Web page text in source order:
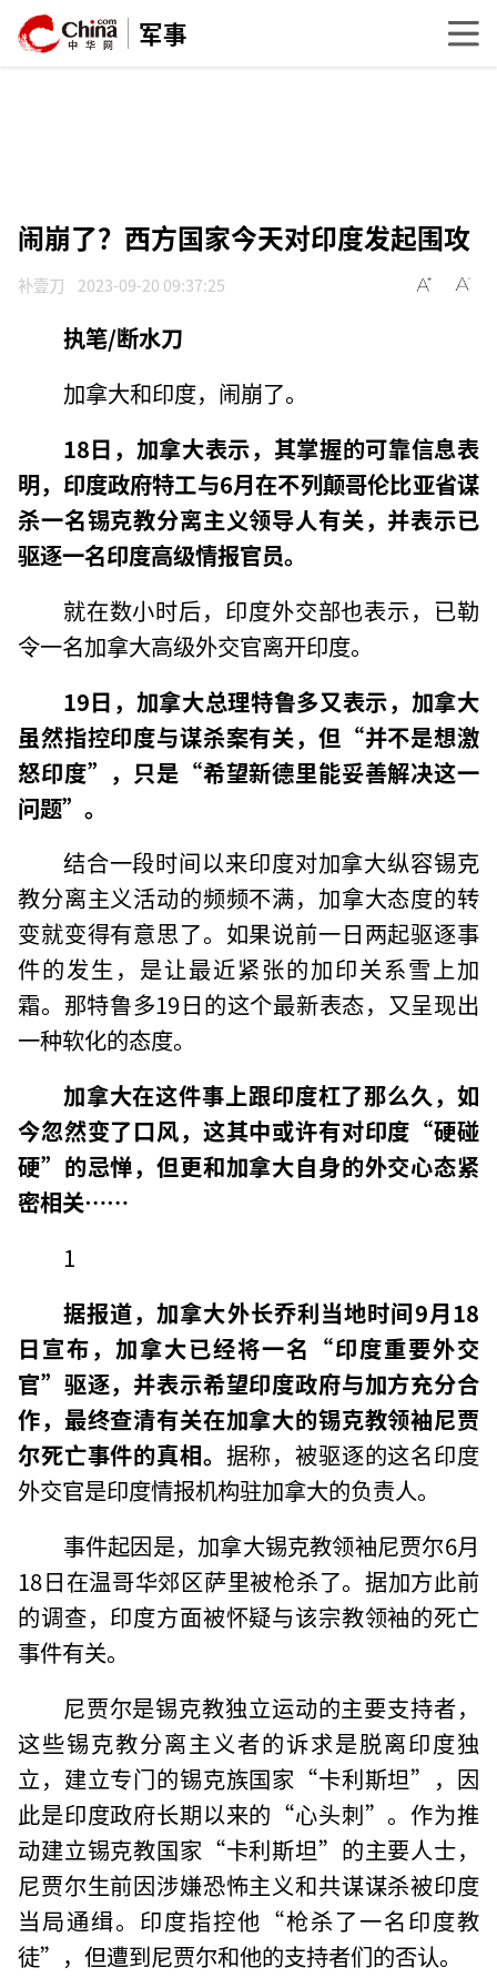
军事
闹崩了？西方国家今天对印度发起围攻
补壹刀 2023-09-20 09:37:25
执笔/断水刀
加拿大和印度，闹崩了。
18日，加拿大表示，其掌握的可靠信息表
明，印度政府特工与6月在不列颠哥伦比亚省谋
杀一名锡克教分离主义领导人有关，并表示已
驱逐一名印度高级情报官员。
就在数小时后，印度外交部也表示，已勒
令一名加拿大高级外交官离开印度。
19日，加拿大总理特鲁多又表示，加拿大
虽然指控印度与谋杀案有关，但“并不是想激
怒印度”，只是“希望新德里能妥善解决这一
问题”。
结合一段时间以来印度对加拿大纵容锡克
教分离主义活动的频频不满，加拿大态度的转
变就变得有意思了。如果说前一日两起驱逐事
件的发生，是让最近紧张的加印关系雪上加
霜。那特鲁多19日的这个最新表态，又呈现出
一种软化的态度。
加拿大在这件事上跟印度杠了那么久，如
今忽然变了口风，这其中或许有对印度“硬碰
硬”的忌惮，但更和加拿大自身的外交心态紧
密相关……
1
据报道，加拿大外长乔利当地时间9月18
日宣布，加拿大已经将一名“印度重要外交
官”驱逐，并表示希望印度政府与加方充分合
作，最终查清有关在加拿大的锡克教领袖尼贾
尔死亡事件的真相。 据称，被驱逐的这名印度
外交官是印度情报机构驻加拿大的负责人。
事件起因是，加拿大锡克教领袖尼贾尔6月
18日在温哥华郊区萨里被枪杀了。据加方此前
的调查，印度方面被怀疑与该宗教领袖的死亡
事件有关。
尼贾尔是锡克教独立运动的主要支持者，
这些锡克教分离主义者的诉求是脱离印度独
立，建立专门的锡克族国家“卡利斯坦”，因
此是印度政府长期以来的“心头刺”。作为推
动建立锡克教国家“卡利斯坦”的主要人士，
尼贾尔生前因涉嫌恐怖主义和共谋谋杀被印度
当局通缉。印度指控他“枪杀了一名印度教
徒”，但遭到尼贾尔和他的支持者们的否认。